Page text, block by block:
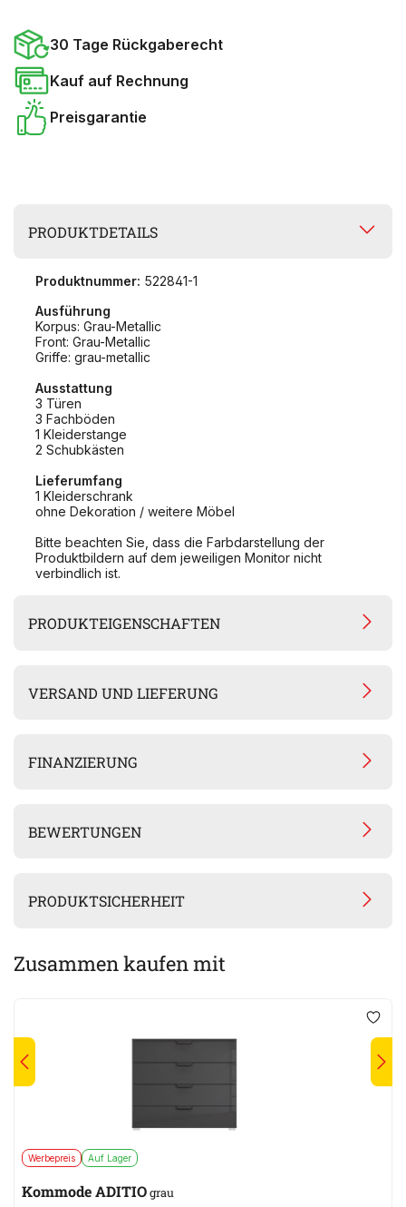
30 Tage Rückgaberecht
Kauf auf Rechnung
Preisgarantie
PRODUKTDETAILS
Produktnummer: 522841-1
Ausführung
Korpus: Grau-Metallic
Front: Grau-Metallic
Griffe: grau-metallic
Ausstattung
3 Türen
3 Fachböden
1 Kleiderstange
2 Schubkästen
Lieferumfang
1 Kleiderschrank
ohne Dekoration / weitere Möbel
Bitte beachten Sie, dass die Farbdarstellung der
Produktbildern auf dem jeweiligen Monitor nicht
verbindlich ist.
PRODUKTEIGENSCHAFTEN
VERSAND UND LIEFERUNG
FINANZIERUNG
BEWERTUNGEN
PRODUKTSICHERHEIT
Zusammen kaufen mit
Werbepreis Auf Lager
Kommode ADITIOgrau